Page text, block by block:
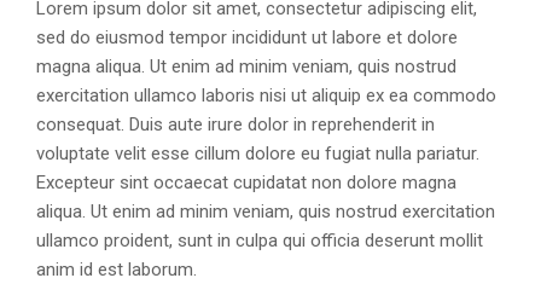
Lorem ipsum dolor sit amet, consectetur adipiscing elit,
sed do eiusmod tempor incididunt ut labore et dolore
magna aliqua. Ut enim ad minim veniam, quis nostrud
exercitation ullamco laboris nisi ut aliquip ex ea commodo
consequat. Duis aute irure dolor in reprehenderit in
voluptate velit esse cillum dolore eu fugiat nulla pariatur.
Excepteur sint occaecat cupidatat non dolore magna
aliqua. Ut enim ad minim veniam, quis nostrud exercitation
ullamco proident, sunt in culpa qui officia deserunt mollit
anim id est laborum.